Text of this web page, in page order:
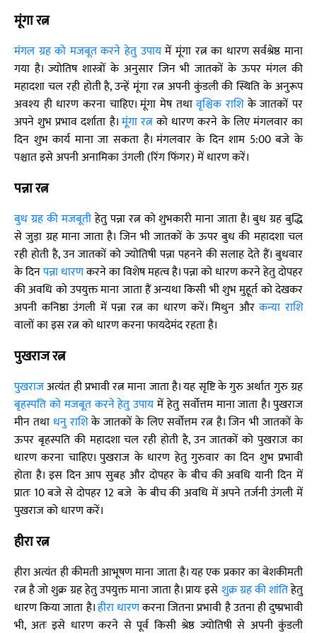
मूंगा रत्न
मंगल ग्रह को मजबूत करने हेतु उपायमें मूंगा रत्न का धारण सर्वश्रेष्ठ माना
गया है। ज्योतिष शास्त्रों के अनुसार जिन भी जातकों के ऊपर मंगल की
महादशा चल रही होती है, उन्हें मूंगा रत्न अपनी कुंडली की स्थिति के अनुरूप
अवश्य ही धारण करना चाहिए। मूंगा मेष तथावृश्चिक राशिके जातकों पर
अपने शुभ प्रभाव दर्शाता है।मूंगा रत्नको धारण करने के लिए मंगलवार का
दिन शुभ कार्य माना जा सकता है। मंगलवार के दिन शाम 5:00 बजे के
पश्चात इसे अपनी अनामिका उंगली (रिंग फिंगर) में धारण करें।
पन्ना रत्न
बुध ग्रह की मजबूतीहेतु पन्ना रत्न को शुभकारी माना जाता है। बुध ग्रह बुद्धि
से जुड़ा ग्रह माना जाता है। जिन भी जातकों के ऊपर बुध की महादशा चल
रही होती है, उन जातकों को ज्योतिषी पन्ना पहनने की सलाह देते हैं। बुधवार
के दिनपन्ना धारणकरने का विशेष महत्व है। पन्ना को धारण करने हेतु दोपहर
की अवधि को उपयुक्त माना जाता हैं अन्यथा किसी भी शुभ मुहूर्त को देखकर
अपनी कनिष्ठा उंगली में पन्ना रत्न का धारण करें। मिथुन औरकन्या राशि
वालों का इस रत्न को धारण करना फायदेमंद रहता है।
पुखराज रत्न
पुखराजअत्यंत ही प्रभावी रत्न माना जाता है। यह सृष्टि के गुरु अर्थात गुरु ग्रह
बृहस्पति को मजबूत करने हेतु उपायमें हेतु सर्वोत्तम माना जाता है। पुखराज
मीन तथाधनु राशिके जातकों के लिए सर्वोत्तम रत्न है। जिन भी जातकों के
ऊपर बृहस्पति की महादशा चल रही होती है, उन जातकों को पुखराज का
धारण करना चाहिए। पुखराज के धारण हेतु गुरुवार का दिन शुभ प्रभावी
होता है। इस दिन आप सुबह और दोपहर के बीच की अवधि यानी दिन में
प्रातः 10 बजे से दोपहर 12 बजे के बीच की अवधि में अपने तर्जनी उंगली में
पुखराज को धारण करें।
हीरा रत्न
हीरा अत्यंत ही कीमती आभूषण माना जाता है। यह एक प्रकार का बेशकीमती
रत्न है जो शुक्र ग्रह हेतु उपयुक्त माना जाता है। प्रायः इसेशुक्र ग्रह की शांतिहेतु
धारण किया जाता है।हीरा धारणकरना जितना प्रभावी है उतना ही दुष्प्रभावी
भी, अतः इसे धारण करने से पूर्व किसी श्रेष्ठ ज्योतिषी से अपनी कुंडली